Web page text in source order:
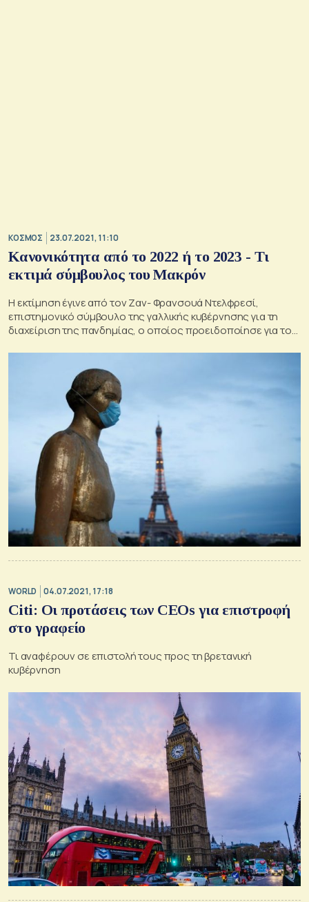
ΚΟΣΜΟΣ 23.07.2021, 11:10
Κανονικότητα από το 2022 ή το 2023 - Τι
εκτιμά σύμβουλος του Μακρόν
Η εκτίμηση έγινε από τον Ζαν- Φρανσουά Ντελφρεσί,
επιστημονικό σύμβουλο της γαλλικής κυβέρνησης για τη
διαχείριση της πανδημίας, ο οποίος προειδοποίησε για το
κορωνοϊού.
WORLD 04.07.2021, 17:18
Citi: Οι προτάσεις των CEOs για επιστροφή
στο γραφείο
Τι αναφέρουν σε επιστολή τους προς τη βρετανική
κυβέρνηση